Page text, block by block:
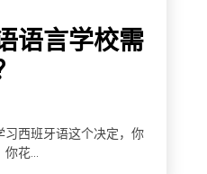
语言学校需
习西班牙语这个决定，你
花...